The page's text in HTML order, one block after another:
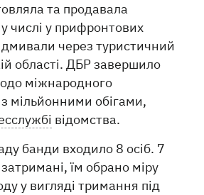
та продавала
числі у прифронтових
через туристичний
області. ДБР завершило
міжнародного
з мільйонними обігами,
відомства.
банди входило 8 осіб. 7
їм обрано міру
у вигляді тримання під